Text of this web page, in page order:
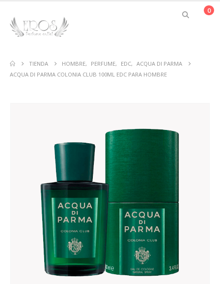
0
TIENDA HOMBRE, PERFUME, EDC,
ACQUA DI PARMA
ACQUA DI PARMA COLONIA CLUB 100ML EDC PARA HOMBRE